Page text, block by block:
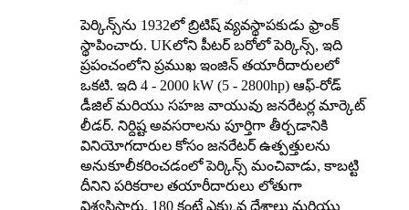
పెర్కిన్స్‌ను 1932లో బ్రిటిష్ వ్యవస్థాపకుడు ఫ్రాంక్
స్థాపించారు. UKలోని పీటర్ బరోలో పెర్కిన్స్, ఇది
ప్రపంచంలోని ప్రముఖ ఇంజిన్ తయారీదారులలో
ఒకటి. ఇది 4 - 2000 kW (5 - 2800hp) ఆఫ్-రోడ్
డీజిల్ మరియు సహజ వాయువు జనరేటర్ల మార్కెట్
లీడర్. నిర్దిష్ట అవసరాలను పూర్తిగా తీర్చడానికి
వినియోగదారుల కోసం జనరేటర్ ఉత్పత్తులను
అనుకూలీకరించడంలో పెర్కిన్స్ మంచివాడు, కాబట్టి
దీనిని పరికరాల తయారీదారులు లోతుగా
విశ్వసిస్తారు. 180 కంటే ఎక్కువ దేశాలు మరియు